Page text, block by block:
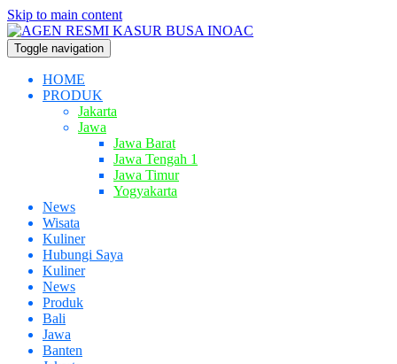
Skip to main content
Toggle navigation
HOME
PRODUK
Jakarta
Jawa
Jawa Barat
Jawa Tengah 1
Jawa Timur
Yogyakarta
News
Wisata
Kuliner
Hubungi Saya
Kuliner
News
Produk
Bali
Jawa
Banten